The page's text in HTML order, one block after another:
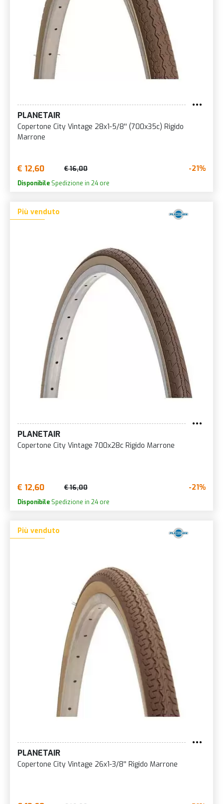
PLANETAIR
Copertone City Vintage 28x1-5/8'' (700x35c) Rigido
Marrone
€ 12,60 € 16,00 -21%
Disponibile Spedizione in 24 ore
Più venduto
PLANETAIR
Copertone City Vintage 700x28c Rigido Marrone
€ 12,60 € 16,00 -21%
Disponibile Spedizione in 24 ore
Più venduto
PLANETAIR
Copertone City Vintage 26x1-3/8'' Rigido Marrone